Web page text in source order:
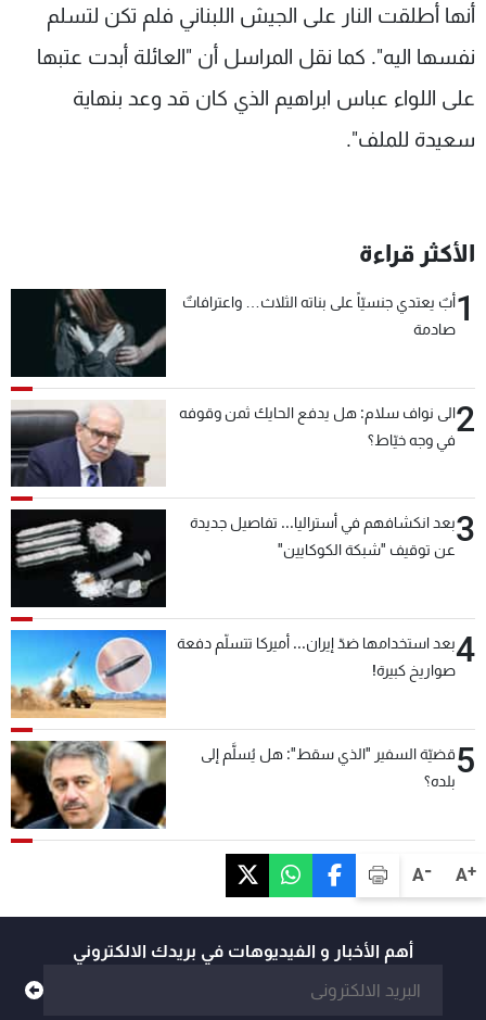
A+
A-
أنها أطلقت النار على الجيش اللبناني فلم تكن لتسلم
نفسها اليه". كما نقل المراسل أن "العائلة أبدت عتبها
على اللواء عباس ابراهيم الذي كان قد وعد بنهاية
سعيدة للملف".
الأكثر قراءة
1أبٌ يعتدي جنسيّاً على بناته الثلاث… واعترافاتٌ
صادمة
2الى نواف سلام: هل يدفع الحايك ثمن وقوفه
في وجه خيّاط؟
3بعد انكشافهم في أستراليا... تفاصيل جديدة
عن توقيف "شبكة الكوكايين"
4بعد استخدامها ضدّ إيران... أميركا تتسلّم دفعة
صواريخ كبيرة!
5قضيّة السفير "الذي سقط": هل يُسلَّم إلى
بلده؟
أهم الأخبار و الفيديوهات في بريدك الالكتروني